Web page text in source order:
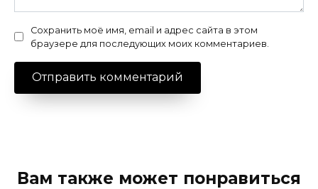
Сохранить моё имя, email и адрес сайта в этом
браузере для последующих моих комментариев.
Вам также может понравиться